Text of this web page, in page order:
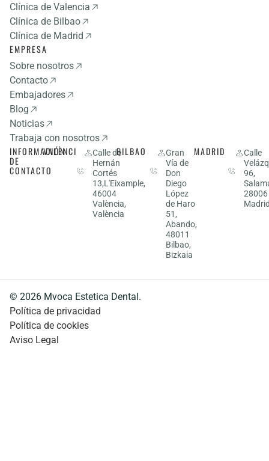
Clínica de Valencia
Clínica de Bilbao
Clínica de Madrid
EMPRESA
Sobre nosotros
Contacto
Embajadores
Blog
Noticias
Trabaja con nosotros
INFORMACIÓN
DE
CONTACTO
VALÈNCIA
963
53
27
13
Calle de
Hernán
Cortés
13,L'Eixample,
46004
València,
València
BILBAO
944
14
03
63
Gran
Vía de
Don
Diego
López
de Haro
51,
Abando,
48011
Bilbao,
Bizkaia
MADRID
910
53
75
06
Calle
96,
28006
© 2026 Mvoca Estetica Dental.
Política de privacidad
Política de cookies
Aviso Legal